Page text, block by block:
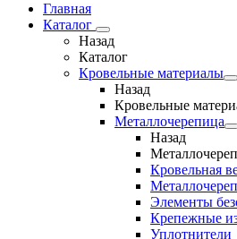
Главная
Каталог
Назад
Каталог
Кровельные материалы
Назад
Кровельные
Металлочерепица
Назад
Кровельная
Элементы
Крепежные
Уплотнители